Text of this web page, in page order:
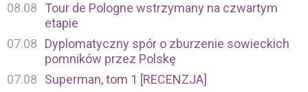
08.08
Tour de Pologne wstrzymany na czwartym
etapie
07.08
Dyplomatyczny spór o zburzenie sowieckich
pomników przez Polskę
07.08
Superman, tom 1 [RECENZJA]